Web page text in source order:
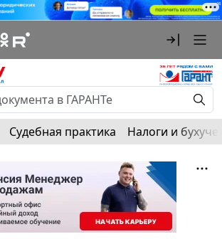
Судебная практика Налоги и